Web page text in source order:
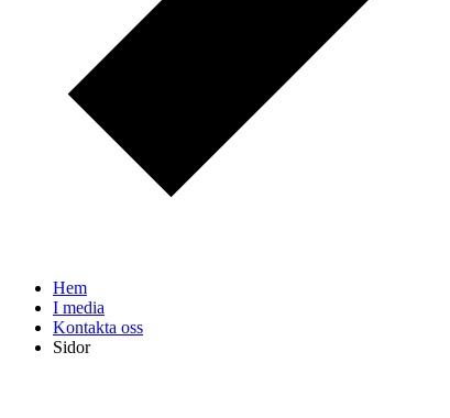
Hem
I media
Kontakta oss
Sidor